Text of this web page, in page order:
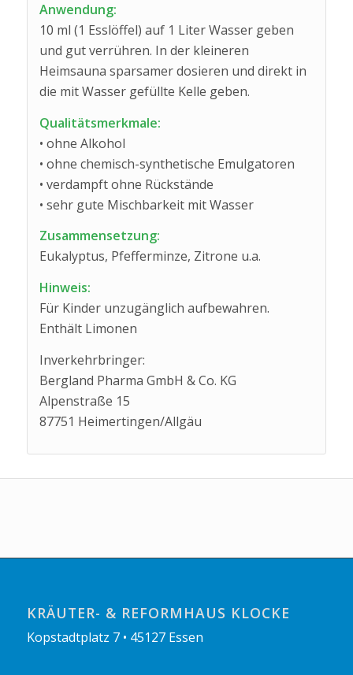
Anwendung:
10 ml (1 Esslöffel) auf 1 Liter Wasser geben
und gut verrühren. In der kleineren
Heimsauna sparsamer dosieren und direkt in
die mit Wasser gefüllte Kelle geben.
Qualitätsmerkmale:
• ohne Alkohol
• ohne chemisch-synthetische Emulgatoren
• verdampft ohne Rückstände
• sehr gute Mischbarkeit mit Wasser
Zusammensetzung:
Eukalyptus, Pfefferminze, Zitrone u.a.
Hinweis:
Für Kinder unzugänglich aufbewahren.
Enthält Limonen
Inverkehrbringer:
Bergland Pharma GmbH & Co. KG
Alpenstraße 15
87751 Heimertingen/Allgäu
KRÄUTER- & REFORMHAUS KLOCKE
Kopstadtplatz 7 • 45127 Essen